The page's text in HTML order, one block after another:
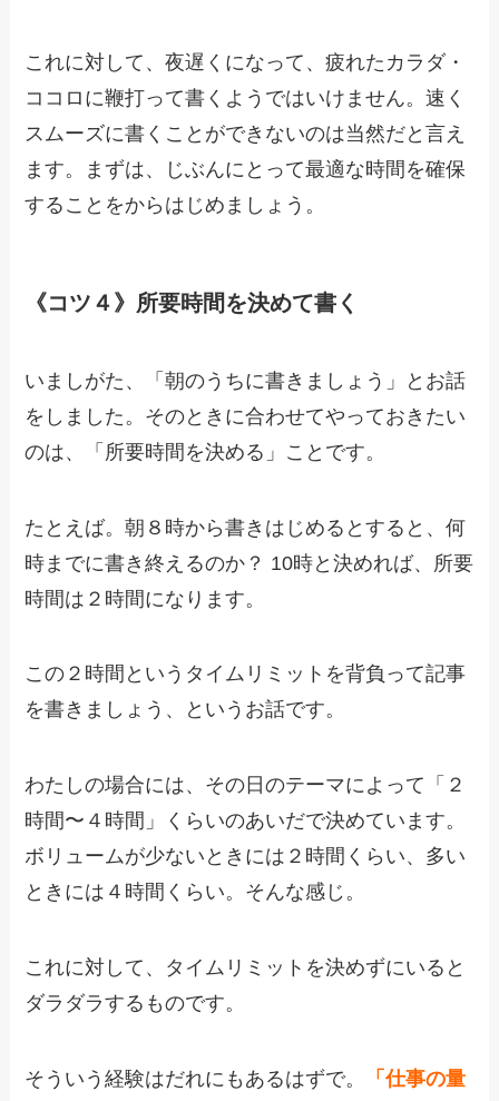
これに対して、夜遅くになって、疲れたカラダ・
ココロに鞭打って書くようではいけません。速く
スムーズに書くことができないのは当然だと言え
ます。まずは、じぶんにとって最適な時間を確保
することをからはじめましょう。
《コツ４》所要時間を決めて書く
いましがた、「朝のうちに書きましょう」とお話
をしました。そのときに合わせてやっておきたい
のは、「所要時間を決める」ことです。
たとえば。朝８時から書きはじめるとすると、何
時までに書き終えるのか？ 10時と決めれば、所要
時間は２時間になります。
この２時間というタイムリミットを背負って記事
を書きましょう、というお話です。
わたしの場合には、その日のテーマによって「２
時間〜４時間」くらいのあいだで決めています。
ボリュームが少ないときには２時間くらい、多い
ときには４時間くらい。そんな感じ。
これに対して、タイムリミットを決めずにいると
ダラダラするものです。
そういう経験はだれにもあるはずで。
「仕事の量